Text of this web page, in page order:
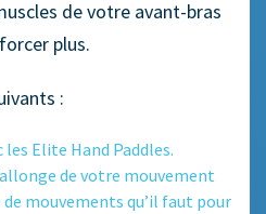
de votre avant-bras
plus.
:
les Elite Hand Paddles.
de votre mouvement
mouvements qu’il faut pour